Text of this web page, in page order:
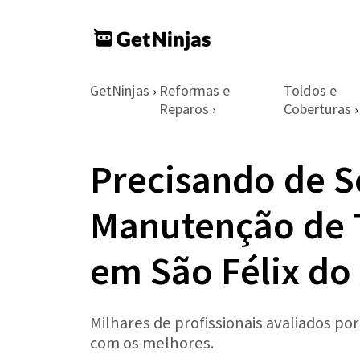
GetNinjas › Reformas e
Reparos ›
Toldos e
Coberturas ›
Precisando de
Manutenção
em São Félix
Milhares de profissionais avaliados
com os melhores.